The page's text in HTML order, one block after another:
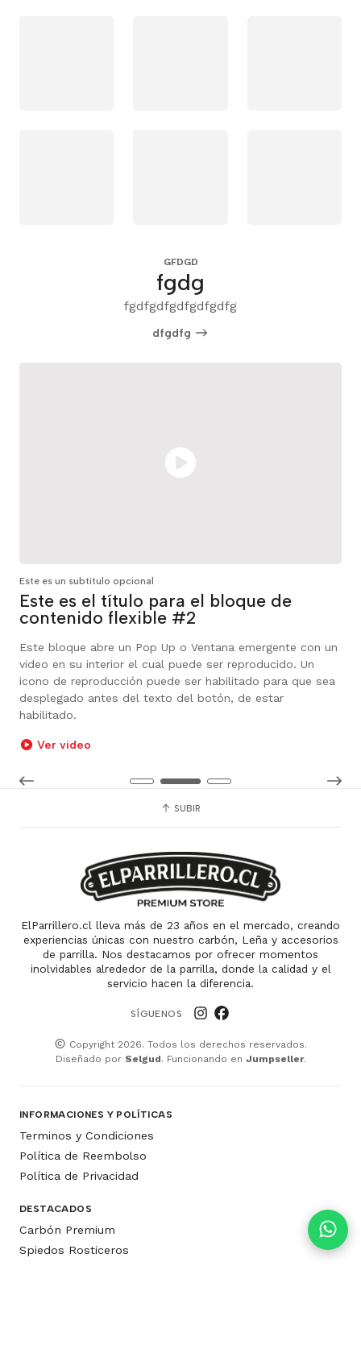
GFDGD
fgdg
fgdfgdfgdfgdfgdfg
dfgdfg
con un
Un
sea
Este es un subtítulo opcional
Este es el título para el bloque de
contenido flexible #3
Este bloque es meramente informativo ya que no
definido un enlace, por ende, no posee un enlace y
imagen no es clickeable.
SUBIR
ElParrillero.cl lleva más de 23 años en el mercado, creando
experiencias únicas con nuestro carbón, Leña y accesorios
de parrilla. Nos destacamos por ofrecer momentos
inolvidables alrededor de la parrilla, donde la calidad y el
servicio hacen la diferencia.
SÍGUENOS
Copyright 2026. Todos los derechos reservados.
Diseñado por Selgud. Funcionando en Jumpseller.
INFORMACIONES Y POLÍTICAS
Terminos y Condiciones
Política de Reembolso
Política de Privacidad
DESTACADOS
Carbón Premium
Spiedos Rosticeros